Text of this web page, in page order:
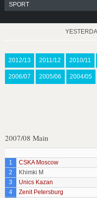
2012/13 2011/12 2010/11
2006/07 2005/06 2004/05
2007/08 Main
1
CSKA Moscow
2
Khimki M
3
Unics Kazan
4
Zenit Petersburg